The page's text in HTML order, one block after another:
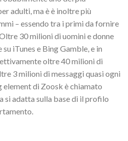
adulti, ma è è inoltre più
– essendo tra i primi da fornire
30 milioni di uomini e donne
iTunes e Bing Gamble, e in
oltre 40 milioni di
3 milioni di messaggi quasi ogni
di Zoosk è chiamato
si adatta sulla base di il profilo